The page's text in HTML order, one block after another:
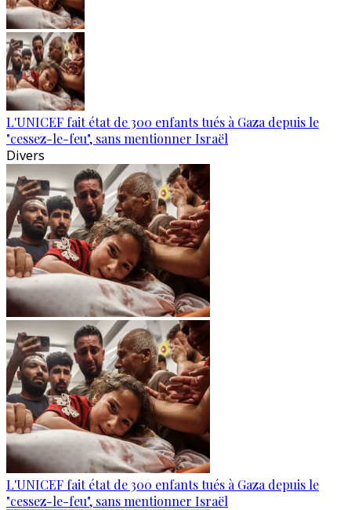
L'UNICEF fait état de 300 enfants tués à Gaza depuis le
"cessez-le-feu", sans mentionner Israël
Divers
L'UNICEF fait état de 300 enfants tués à Gaza depuis le
"cessez-le-feu", sans mentionner Israël